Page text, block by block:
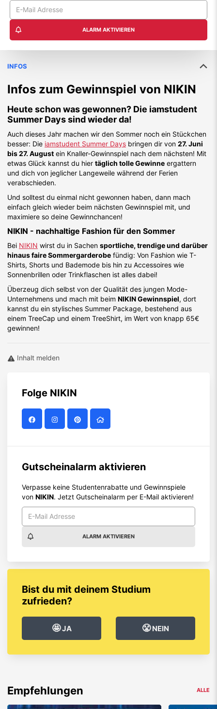
ALARM AKTIVIEREN
INFOS
Infos zum Gewinnspiel von NIKIN
Heute schon was gewonnen? Die iamstudent
Summer Days sind wieder da!
Auch dieses Jahr machen wir den Sommer noch ein Stückchen
besser: Die iamstudent Summer Days bringen dir von 27. Juni
bis 27. August ein Knaller-Gewinnspiel nach dem nächsten! Mit
etwas Glück kannst du hier täglich tolle Gewinne ergattern
und dich von jeglicher Langeweile während der Ferien
verabschieden.
Und solltest du einmal nicht gewonnen haben, dann mach
einfach gleich wieder beim nächsten Gewinnspiel mit, und
maximiere so deine Gewinnchancen!
NIKIN - nachhaltige Fashion für den Sommer
Bei NIKIN wirst du in Sachen sportliche, trendige und darüber
hinaus faire Sommergarderobe fündig: Von Fashion wie T-
Shirts, Shorts und Bademode bis hin zu Accessoires wie
Sonnenbrillen oder Trinkflaschen ist alles dabei!
Überzeug dich selbst von der Qualität des jungen Mode-
Unternehmens und mach mit beim NIKIN Gewinnspiel, dort
kannst du ein stylisches Summer Package, bestehend aus
einem TreeCap und einem TreeShirt, im Wert von knapp 65€
gewinnen!
Inhalt melden
Folge NIKIN
Gutscheinalarm aktivieren
Verpasse keine Studentenrabatte und Gewinnspiele
von NIKIN. Jetzt Gutscheinalarm per E-Mail aktivieren!
ALARM AKTIVIEREN
Bist du mit deinem Studium
zufrieden?
🤩JA 😤NEIN
Empfehlungen ALLE